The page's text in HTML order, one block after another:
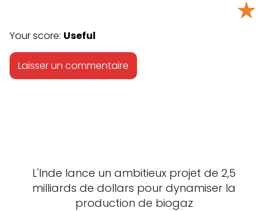
★
Your score: Useful
L'Inde lance un ambitieux projet de 2,5
milliards de dollars pour dynamiser la
production de biogaz